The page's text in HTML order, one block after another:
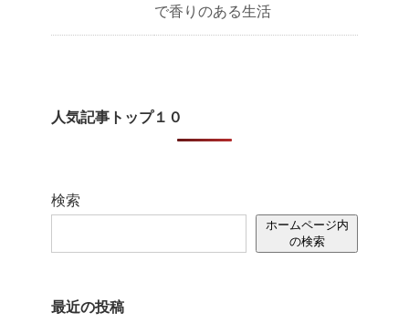
で香りのある生活
人気記事トップ１０
検索
ホームページ内
の検索
最近の投稿